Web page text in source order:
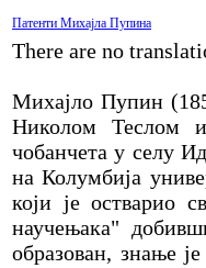
Патенти Михајла Пупина
There are no
Михајло Пупин
Николом Теслом
чобанчета у селу
на Колумбија
који је остварио
научењака"
образован, знање